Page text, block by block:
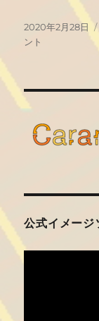
投
稿
2020年2月28日
ント
公式イメージ